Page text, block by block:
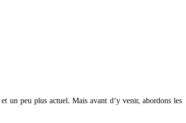
un peu plus actuel. Mais avant d’y venir, abordons les